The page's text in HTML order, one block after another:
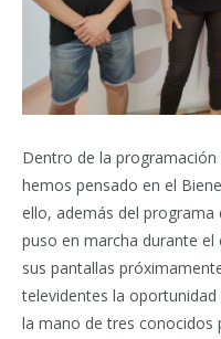
Dentro de la programación
hemos pensado en el
ello, además del
puso en marcha durante
sus pantallas
televidentes la
la mano de tres conocidos